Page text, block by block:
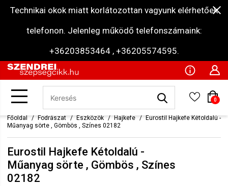
Technikai okok miatt korlátozottan vagyunk elérhetőek
telefonon. Jelenleg működő telefonszámaink:
+36203853464 , +36205574595.
0
Főoldal Fodrászat Eszközök Hajkefe
Eurostil Hajkefe Kétoldalú -
Műanyag sörte , Gömbös , Színes 02182
Eurostil Hajkefe Kétoldalú -
Műanyag sörte , Gömbös , Színes
02182